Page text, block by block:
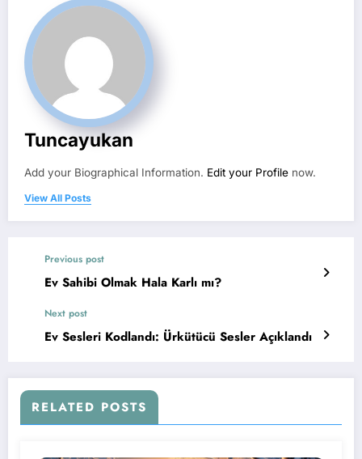
Tuncayukan
Add your Biographical Information. Edit your Profile now.
View All Posts
Previous post
Ev Sahibi Olmak Hala Karlı mı?
Next post
Ev Sesleri Kodlandı: Ürkütücü Sesler Açıklandı
RELATED POSTS